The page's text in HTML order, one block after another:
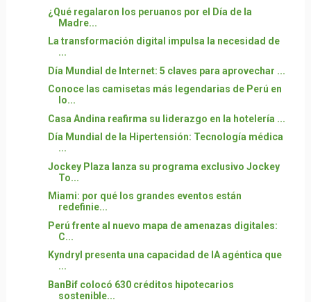
¿Qué regalaron los peruanos por el Día de la
Madre...
La transformación digital impulsa la necesidad de
...
Día Mundial de Internet: 5 claves para aprovechar ...
Conoce las camisetas más legendarias de Perú en
lo...
Casa Andina reafirma su liderazgo en la hotelería ...
Día Mundial de la Hipertensión: Tecnología médica
...
Jockey Plaza lanza su programa exclusivo Jockey
To...
Miami: por qué los grandes eventos están
redefinie...
Perú frente al nuevo mapa de amenazas digitales:
C...
Kyndryl presenta una capacidad de IA agéntica que
...
BanBif colocó 630 créditos hipotecarios
sostenible...